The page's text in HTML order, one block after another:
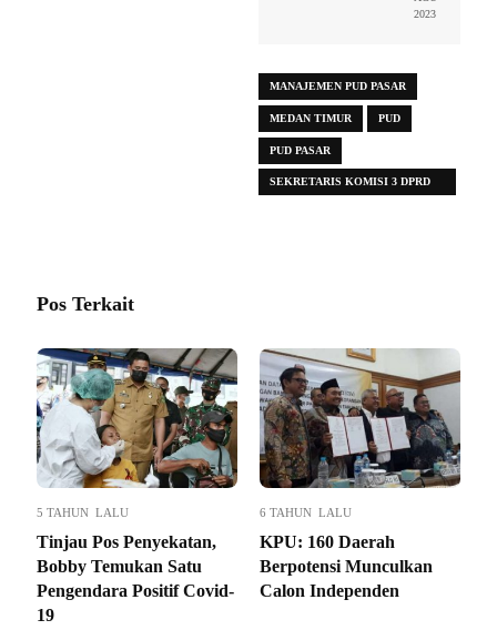
2023
MANAJEMEN PUD PASAR
MEDAN TIMUR PUD
PUD PASAR
SEKRETARIS KOMISI 3 DPRD
Pos Terkait
5 TAHUN LALU
Tinjau Pos Penyekatan,
Bobby Temukan Satu
Pengendara Positif Covid-
19
6 TAHUN LALU
KPU: 160 Daerah
Berpotensi Munculkan
Calon Independen